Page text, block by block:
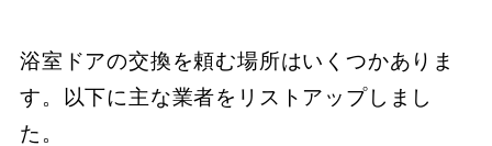
浴室ドアの交換を頼む場所はいくつかありま
す。以下に主な業者をリストアップしまし
た。